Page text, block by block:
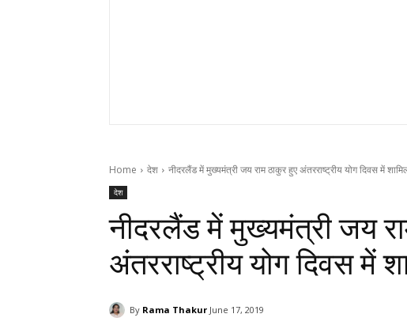
Home देश नीदरलैंड में मुख्यमंत्री जय राम ठाकुर हुए अंतरराष्ट्रीय योग दिवस में
देश
नीदरलैंड में मुख्यमंत्री जय
अंतरराष्ट्रीय योग दिवस में
By Rama Thakur June 17, 2019